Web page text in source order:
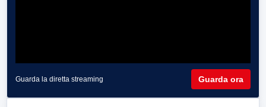
Guarda la diretta streaming Guarda ora